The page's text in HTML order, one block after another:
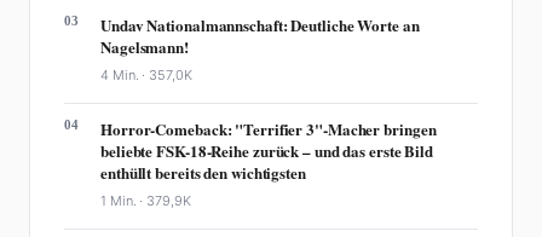
03
Undav Nationalmannschaft: Deutliche Worte an
Nagelsmann!
4 Min. · 357,0K
04
Horror-Comeback: "Terrifier 3"-Macher bringen
beliebte FSK-18-Reihe zurück – und das erste Bild
enthüllt bereits den wichtigsten
1 Min. · 379,9K